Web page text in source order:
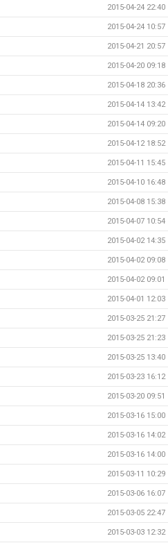
2015-04-24 22:40
2015-04-24 10:57
2015-04-21 20:57
2015-04-20 09:18
2015-04-18 20:36
2015-04-14 13:42
2015-04-14 09:20
2015-04-12 18:52
2015-04-11 15:45
2015-04-10 16:48
2015-04-08 15:38
2015-04-07 10:54
2015-04-02 14:35
2015-04-02 09:08
2015-04-02 09:01
2015-04-01 12:03
2015-03-25 21:27
2015-03-25 21:23
2015-03-25 13:40
2015-03-23 16:12
2015-03-20 09:51
2015-03-16 15:00
2015-03-16 14:02
2015-03-16 14:00
2015-03-11 10:29
2015-03-06 16:07
2015-03-05 22:47
2015-03-03 12:32